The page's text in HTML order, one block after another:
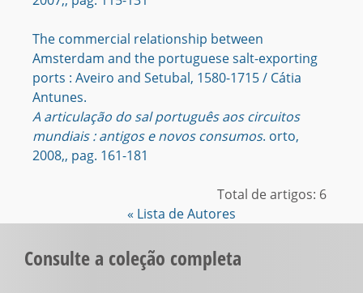
The commercial relationship between
Amsterdam and the portuguese salt-exporting
ports : Aveiro and Setubal, 1580-1715 / Cátia
Antunes.
A articulação do sal português aos circuitos
mundiais : antigos e novos consumos. orto,
2008,, pag. 161-181
Total de artigos: 6
« Lista de Autores
Consulte a coleção completa